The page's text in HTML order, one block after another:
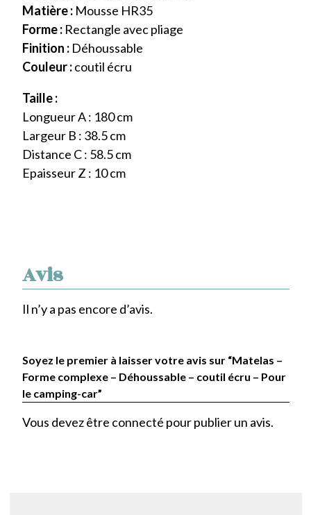
Avis
Il n’y a pas encore d’avis.
Soyez le premier à laisser votre avis sur “Matelas –
Forme complexe – Déhoussable – coutil écru – Pour
le camping-car”
Vous devez être connecté pour publier un avis.
Matière : Mousse HR35
Forme : Rectangle avec pliage
Finition : Déhoussable
Couleur :coutil écru
Taille :
Longueur A : 180 cm
Largeur B : 38.5 cm
Distance C : 58.5 cm
Epaisseur Z : 10 cm